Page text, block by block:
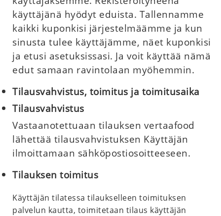
käyttäjänä hyödyt eduista. Tallennamme
kaikki kuponkisi järjestelmäämme ja kun
sinusta tulee käyttäjämme, näet kuponkisi
ja etusi asetuksissasi. Ja voit käyttää nämä
edut samaan ravintolaan myöhemmin.
Tilausvahvistus, toimitus ja toimitusaika
Tilausvahvistus
Vastaanotettuaan tilauksen vertaafood
lähettää tilausvahvistuksen Käyttäjän
ilmoittamaan sähköpostiosoitteeseen.
Tilauksen toimitus
Käyttäjän tilatessa tilaukselleen toimituksen
palvelun kautta, toimitetaan tilaus käyttäjän